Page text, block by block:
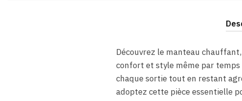
Découvrez le manteau
confort et style même par temps
chaque sortie tout en restant
adoptez cette pièce essentielle